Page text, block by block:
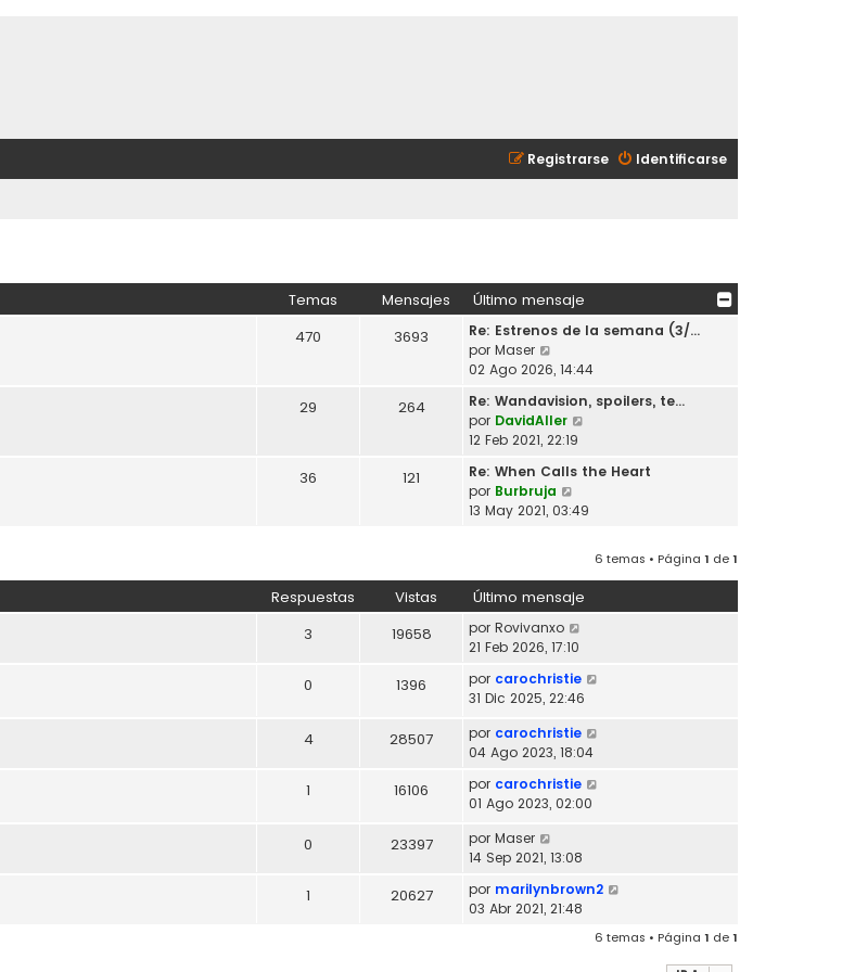
Identificarse
Registrarse
Temas Mensajes Último mensaje
470 3693
Re: Estrenos de la semana (3/…
por Maser
e
ú
l
t
i
m
o
s
a
j
e
02 Ago 2026, 14:44
29 264
Re: Wandavision, spoilers, te…
por DavidAller
ú
t
m
e
a
12 Feb 2021, 22:19
36 121
Re: When Calls the Heart
por Burbruja
e
i
m
o
e
n
a
j
e
13 May 2021, 03:49
6 temas • Página 1 de1
Respuestas Vistas Último mensaje
3 19658 por Rovivanxo
21 Feb 2026, 17:10
0 1396 por carochristie
31 Dic 2025, 22:46
4 28507 por carochristie
04 Ago 2023, 18:04
1 16106 por carochristie
01 Ago 2023, 02:00
0 23397 por Maser
14 Sep 2021, 13:08
1 20627 por marilynbrown2
03 Abr 2021, 21:48
6 temas • Página 1 de1